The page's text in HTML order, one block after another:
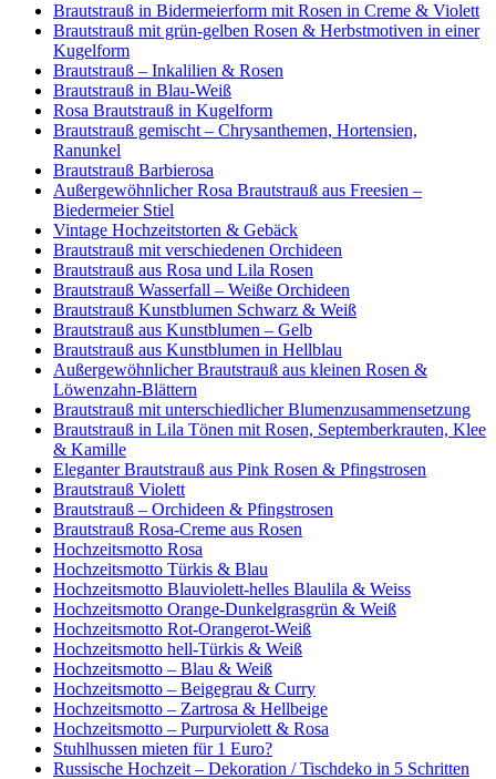
Brautstrauß in Bidermeierform mit Rosen in Creme & Violett
Brautstrauß mit grün-gelben Rosen & Herbstmotiven in einer
Kugelform
Brautstrauß – Inkalilien & Rosen
Brautstrauß in Blau-Weiß
Rosa Brautstrauß in Kugelform
Brautstrauß gemischt – Chrysanthemen, Hortensien,
Ranunkel
Brautstrauß Barbierosa
Außergewöhnlicher Rosa Brautstrauß aus Freesien –
Biedermeier Stiel
Vintage Hochzeitstorten & Gebäck
Brautstrauß mit verschiedenen Orchideen
Brautstrauß aus Rosa und Lila Rosen
Brautstrauß Wasserfall – Weiße Orchideen
Brautstrauß Kunstblumen Schwarz & Weiß
Brautstrauß aus Kunstblumen – Gelb
Brautstrauß aus Kunstblumen in Hellblau
Außergewöhnlicher Brautstrauß aus kleinen Rosen &
Löwenzahn-Blättern
Brautstrauß mit unterschiedlicher Blumenzusammensetzung
Brautstrauß in Lila Tönen mit Rosen, Septemberkrauten, Klee
& Kamille
Eleganter Brautstrauß aus Pink Rosen & Pfingstrosen
Brautstrauß Violett
Brautstrauß – Orchideen & Pfingstrosen
Brautstrauß Rosa-Creme aus Rosen
Hochzeitsmotto Rosa
Hochzeitsmotto Türkis & Blau
Hochzeitsmotto Blauviolett-helles Blaulila & Weiss
Hochzeitsmotto Orange-Dunkelgrasgrün & Weiß
Hochzeitsmotto Rot-Orangerot-Weiß
Hochzeitsmotto hell-Türkis & Weiß
Hochzeitsmotto – Blau & Weiß
Hochzeitsmotto – Beigegrau & Curry
Hochzeitsmotto – Zartrosa & Hellbeige
Hochzeitsmotto – Purpurviolett & Rosa
Stuhlhussen mieten für 1 Euro?
Russische Hochzeit – Dekoration / Tischdeko in 5 Schritten